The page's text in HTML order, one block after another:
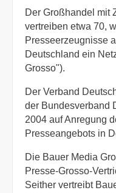
Der Großhandel mit
vertreiben etwa 70,
Presseerzeugnisse
Deutschland ein
Grosso").
Der Verband
der Bundesverband
2004 auf Anregung
Presseangebots in
Die Bauer Media
Presse-Grosso-
Seither vertreibt